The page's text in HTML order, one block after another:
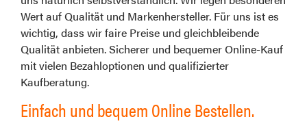
Wert auf Qualität und Markenhersteller. Für uns ist es
wichtig, dass wir faire Preise und gleichbleibende
Qualität anbieten. Sicherer und bequemer Online-Kauf
mit vielen Bezahloptionen und qualifizierter
Kaufberatung.
Einfach und bequem Online Bestellen.